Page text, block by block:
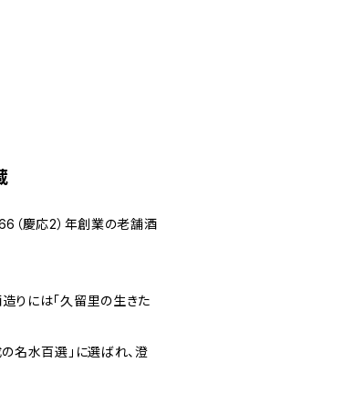
（慶応2）年創業の老舗酒
りには「久留里の生きた
名水百選」に選ばれ、澄